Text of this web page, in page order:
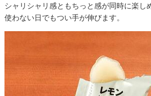
シャリシャリ感ともちっと感が同時に楽し
使わない日でもつい手が伸びます。